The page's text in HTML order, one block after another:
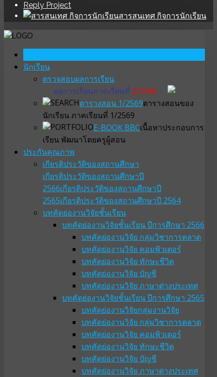
Reply Project
สารสนเทศ กิจการนักเรียน
นักเรียน
ตรวจสอบผลการเรียน
ผลการเรียนภาคเรียนที่ 2/2568
ตารางสอน 1/2569ตารางสอนของ
นักเรียน ภาคเรียนที่ 1/2569
E-BOOK BBCเนื้อหาประกอบการ
เรียน พัฒนาโดยครูผู้สอน
ประกันคุณภาพ
เกียรติประวัติของสถานศึกษา
เกียรติประวัติของสถานศึกษาปี
2566เกียรติประวัติของสถานศึกษาปี
2565เกียรติประวัติของสถานศึกษาปี 2564
บทคัดย่องานวิจัยชั้นเรียน
บทคัดย่องานวิจัยชั้นเรียน ปีการศึกษา 2566
บทคัดย่องานวิจัย กลุ่มวิชาการตลาด
บทคัดย่องานวิจัย คอมพิวเตอร์
บทคัดย่องานวิจัย ทักษะชีวิต
บทคัดย่องานวิจัย บัญชี
บทคัดย่องานวิจัย ภาษาต่างประเทศ
บทคัดย่องานวิจัยชั้นเรียน ปีการศึกษา 2565
บทคัดย่องานวิจัยกลุ่มงานวิจัย
บทคัดย่องานวิจัย กลุ่มวิชาการตลาด
บทคัดย่องานวิจัย คอมพิวเตอร์
บทคัดย่องานวิจัย ทักษะชีวิต
บทคัดย่องานวิจัย บัญชี
บทคัดย่องานวิจัย ภาษาต่างประเทศ